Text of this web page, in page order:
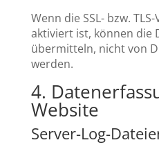
Wenn die SSL- bzw.
aktiviert ist, können die
übermitteln, nicht von
werden.
4.
Website
Server-Log-